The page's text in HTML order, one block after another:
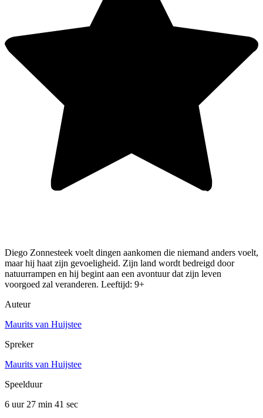
Diego Zonnesteek voelt dingen aankomen die niemand anders voelt,
maar hij haat zijn gevoeligheid. Zijn land wordt bedreigd door
natuurrampen en hij begint aan een avontuur dat zijn leven
voorgoed zal veranderen. Leeftijd: 9+
Auteur
Maurits van Huijstee
Spreker
Maurits van Huijstee
Speelduur
6 uur 27 min 41 sec